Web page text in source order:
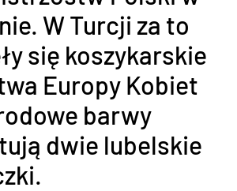
W Turcji za to
się koszykarskie
Europy Kobiet
barwy
dwie lubelskie